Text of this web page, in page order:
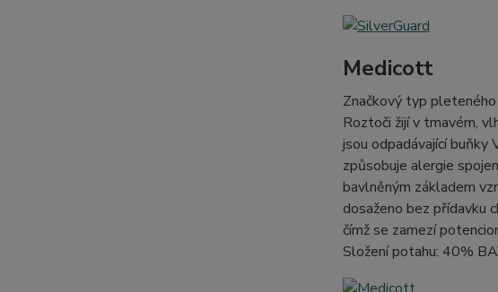
Medicott
Značkový typ
Roztoči žijí v tmavém,
jsou odpadávající
způsobuje alergie
bavlněným základem
dosaženo bez přídavku
čímž se zamezí
Složení potahu: 40%